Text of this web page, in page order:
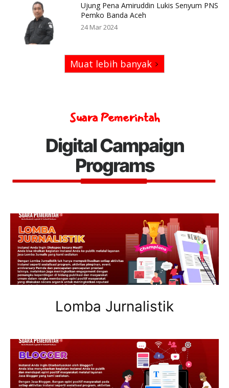
Ujung Pena Amiruddin Lukis Senyum PNS
Pemko Banda Aceh
24 Mar 2024
Muat lebih banyak
Suara Pemerintah
Digital Campaign
Programs
Lomba Jurnalistik